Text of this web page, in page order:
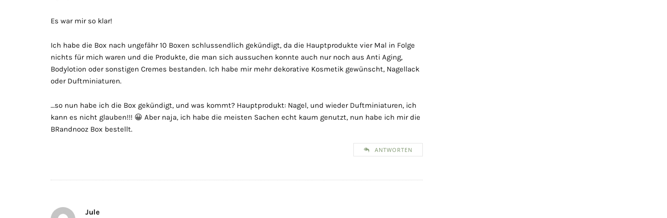
Es war mir so klar!
Ich habe die Box nach ungefähr 10 Boxen schlussendlich gekündigt, da die Hauptprodukte vier Mal in Folge
nichts für mich waren und die Produkte, die man sich aussuchen konnte auch nur noch aus Anti Aging,
Bodylotion oder sonstigen Cremes bestanden. Ich habe mir mehr dekorative Kosmetik gewünscht, Nagellack
oder Duftminiaturen.
…so nun habe ich die Box gekündigt, und was kommt? Hauptprodukt: Nagel, und wieder Duftminiaturen, ich
kann es nicht glauben!!! 😀 Aber naja, ich habe die meisten Sachen echt kaum genutzt, nun habe ich mir die
BRandnooz Box bestellt.
ANTWORTEN
Jule